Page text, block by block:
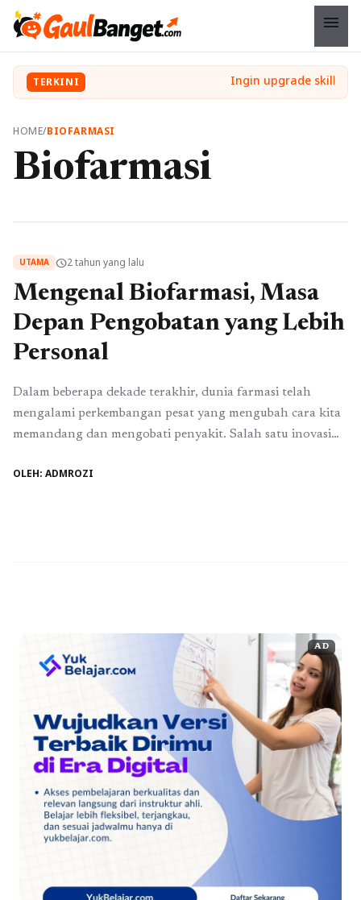
menu
TERKINI
HOME/BIOFARMASI
Biofarmasi
UTAMA schedule2 tahun yang lalu
Mengenal Biofarmasi, Masa
Depan Pengobatan yang Lebih
Personal
Dalam beberapa dekade terakhir, dunia farmasi telah
mengalami perkembangan pesat yang mengubah cara kita
memandang dan mengobati penyakit. Salah satu inovasi
sebenarnya biofarmasi itu, dan bagaimana ia bisa menjadi
OLEH: ADMROZI
AD